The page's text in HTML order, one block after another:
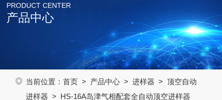
PRODUCT CENTER
产品中心
当前位置： 首页> 产品中心> 进样器 > 顶空自动
进样器 > HS-16A岛津气相配套全自动顶空进样器